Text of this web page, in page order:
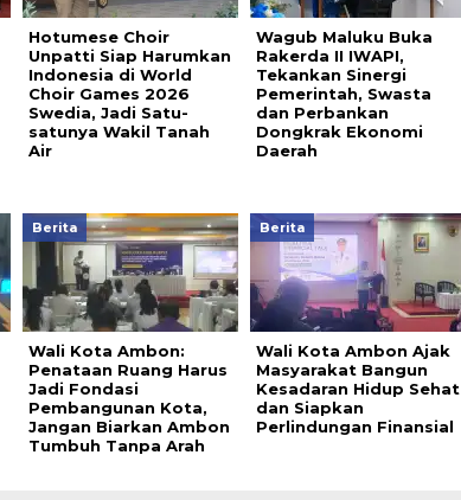
Hotumese Choir
Unpatti Siap Harumkan
Indonesia di World
Choir Games 2026
Swedia, Jadi Satu-
satunya Wakil Tanah
Air
Wagub Maluku Buka
Rakerda II IWAPI,
Tekankan Sinergi
Pemerintah, Swasta
dan Perbankan
Dongkrak Ekonomi
Daerah
Berita
Wali Kota Ambon:
Penataan Ruang Harus
Jadi Fondasi
Pembangunan Kota,
Jangan Biarkan Ambon
Tumbuh Tanpa Arah
Berita
Wali Kota Ambon Ajak
Masyarakat Bangun
Kesadaran Hidup Sehat
dan Siapkan
Perlindungan Finansial